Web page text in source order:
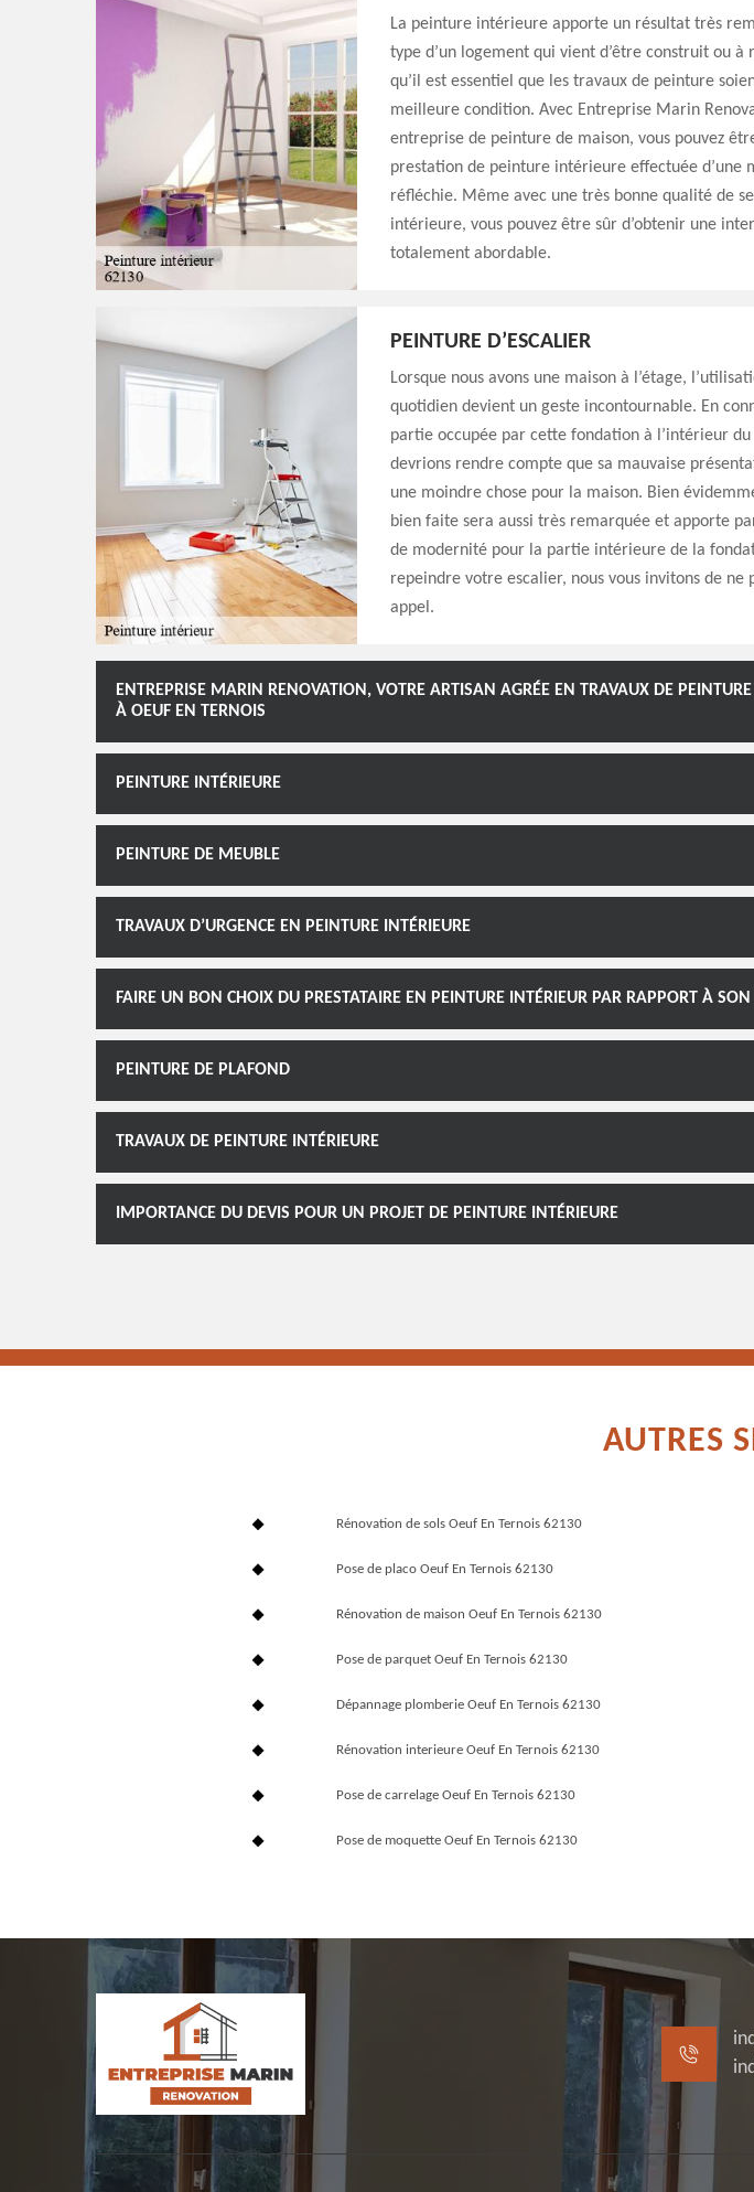
La peinture intérieure apporte un résultat très
type d’un logement qui vient d’être construit ou à
qu’il est essentiel que les travaux de peinture
meilleure condition. Avec Entreprise Marin
entreprise de peinture de maison, vous pouvez
prestation de peinture intérieure effectuée d’une
réfléchie. Même avec une très bonne qualité de
intérieure, vous pouvez être sûr d’obtenir une
totalement abordable.
PEINTURE D’ESCALIER
Lorsque nous avons une maison à l’étage,
quotidien devient un geste incontournable. En
partie occupée par cette fondation à l’intérieur
devrions rendre compte que sa mauvaise
une moindre chose pour la maison. Bien
bien faite sera aussi très remarquée et apporte
de modernité pour la partie intérieure de la
repeindre votre escalier, nous vous invitons de ne
appel.
ENTREPRISE MARIN RENOVATION, VOTRE ARTISAN AGRÉE EN TRAVAUX DE
À OEUF EN TERNOIS
PEINTURE INTÉRIEURE
PEINTURE DE MEUBLE
TRAVAUX D’URGENCE EN PEINTURE INTÉRIEURE
FAIRE UN BON CHOIX DU PRESTATAIRE EN PEINTURE INTÉRIEUR PAR RAPPORT À
PEINTURE DE PLAFOND
TRAVAUX DE PEINTURE INTÉRIEURE
IMPORTANCE DU DEVIS POUR UN PROJET DE PEINTURE INTÉRIEURE
AUTRES
Rénovation de sols Oeuf En Ternois 62130
Pose de placo Oeuf En Ternois 62130
Rénovation de maison Oeuf En Ternois 62130
Pose de parquet Oeuf En Ternois 62130
Dépannage plomberie Oeuf En Ternois 62130
Rénovation interieure Oeuf En Ternois 62130
Pose de carrelage Oeuf En Ternois 62130
Pose de moquette Oeuf En Ternois 62130